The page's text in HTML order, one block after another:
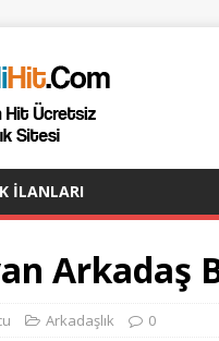
İLANLARI
Arkadaş
Arkadaşlık 0